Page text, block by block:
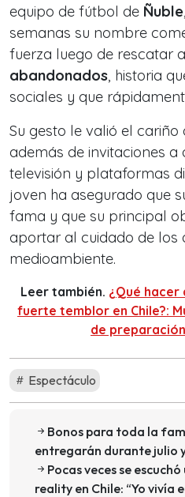
equipo de fútbol de Ñuble
semanas su nombre
fuerza luego de rescatar a
abandonados, historia
sociales y que
Su gesto le valió el cariño
además de invitaciones
televisión y plataformas
joven ha asegurado que
fama y que su principal
aportar al cuidado de los
medioambiente.
Leer también. ¿Qué hacer
fuerte temblor en Chile?:
de
Espectáculo
Bonos para toda la
entregarán durante julio
Pocas veces se
reality en Chile: “Yo vivía